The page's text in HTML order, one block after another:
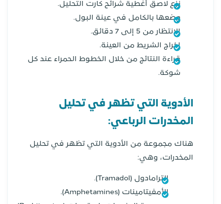
نزع لاصق أغطية شرائح كارت التحليل.
وضعها بالكامل في عينة البول.
الانتظار من 5 إلى 7 دقائق.
إخراج الشريط من العينة.
قراءة النتائج من خلال الخطوط الحمراء عند كل
شوكة.
الأدوية التي تظهر في تحليل
المخدرات الرباعي:
هناك مجموعة من الأدوية التي تظهر في تحليل
المخدرات، وهي:
الترامادول (Tramadol).
الأمفيتامينات (Amphetamines).